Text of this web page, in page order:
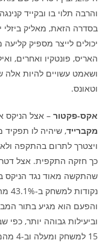
והרבה תלוי בו ובקייד
בסדרה הזאת, מאליק
יכולים לייצר מספיק
האריס, פונטקיו ואחרים,
ושאמט עשויים להיות אלה
וטאונס.
אקס-פקטור – אצל הניקס
מקברייד, שיהיה לו תפקיד
ויצטרך לתרום בהתקפה
כך חזקה התקפית. אצל
והפעם הוא מגיע בתור
15